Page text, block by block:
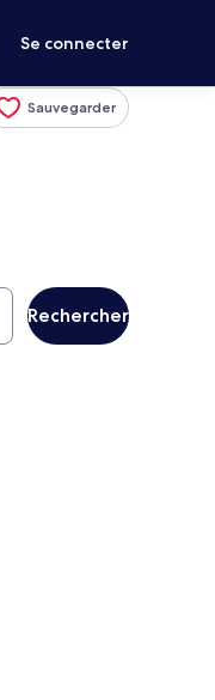
Se connecter
Sauvegarder
Rechercher